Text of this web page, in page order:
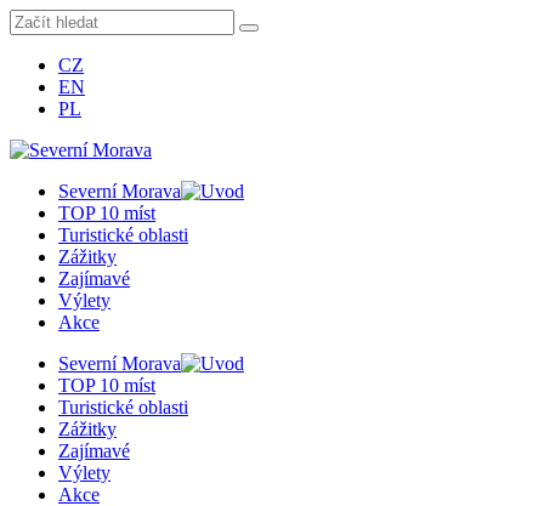
CZ
EN
PL
Severní Morava
TOP 10 míst
Turistické oblasti
Zážitky
Zajímavé
Výlety
Akce
Severní Morava
TOP 10 míst
Turistické oblasti
Zážitky
Zajímavé
Výlety
Akce